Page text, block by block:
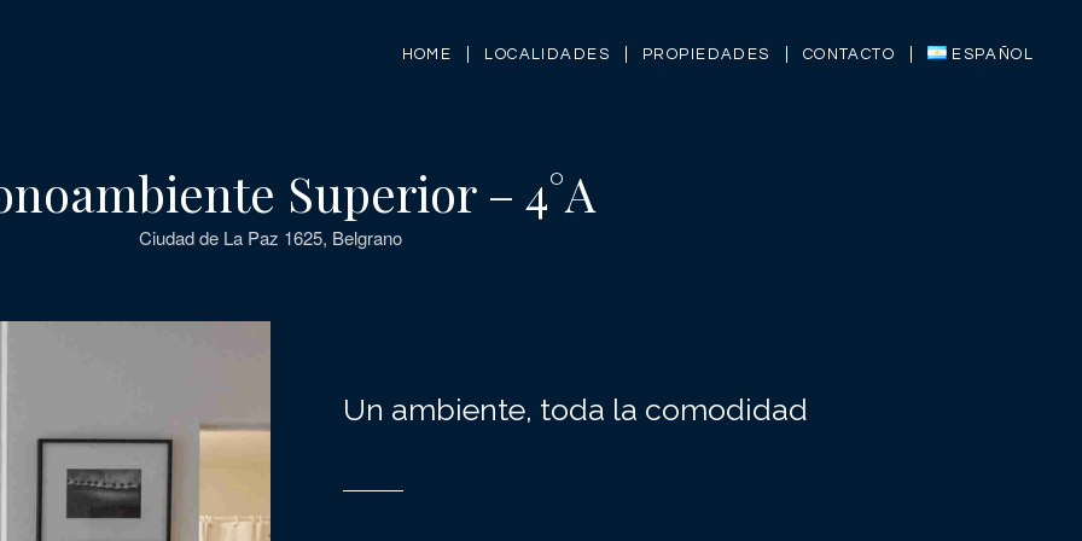
HOME LOCALIDADES PROPIEDADES CONTACTO ESPAÑOL
Superior – 4°A
Ciudad de La Paz 1625, Belgrano
Un ambiente, toda la comodidad